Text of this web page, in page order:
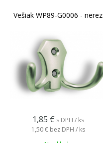
Vešiak WP89-G0006 - nerez
1,85 € s DPH / ks
1,50 € bez DPH / ks